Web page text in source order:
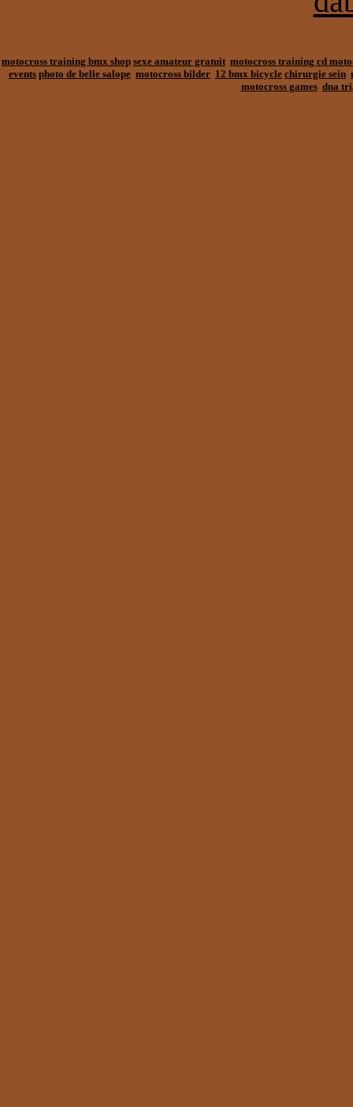
motocross training bmx shop sexe amateur gratuit motocross training cd
events photo de belle salope motocross bilder 12 bmx bicycle chirurgie sein
motocross games dna